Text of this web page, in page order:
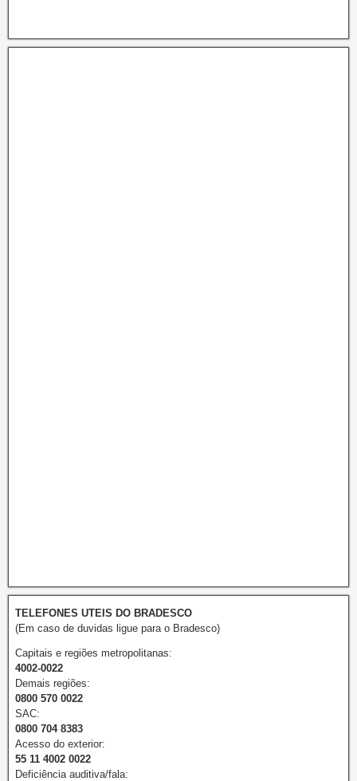
TELEFONES UTEIS DO BRADESCO
(Em caso de duvidas ligue para o Bradesco)
Capitais e regiões metropolitanas:
4002-0022
Demais regiões:
0800 570 0022
SAC:
0800 704 8383
Acesso do exterior:
55 11 4002 0022
Deficiência auditiva/fala: